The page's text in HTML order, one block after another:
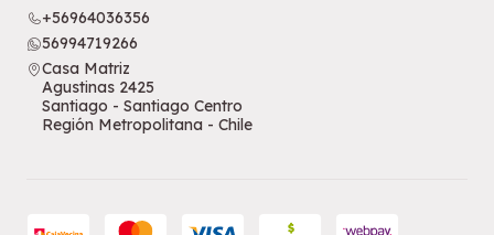
+56964036356
56994719266
Casa Matriz
Agustinas 2425
Santiago - Santiago Centro
Región Metropolitana - Chile